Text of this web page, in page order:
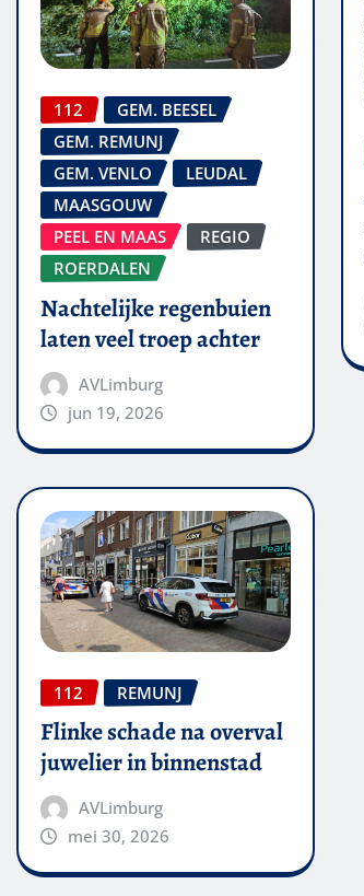
112
GEM. BEESEL
GEM. REMUNJ
GEM. VENLO
LEUDAL
MAASGOUW
PEEL EN MAAS
REGIO
ROERDALEN
Nachtelijke regenbuien
laten veel troep achter
AVLimburg
jun 19, 2026
112 REMUNJ
Flinke schade na overval
juwelier in binnenstad
AVLimburg
mei 30, 2026